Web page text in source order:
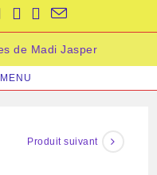
MENU
Produit suivant